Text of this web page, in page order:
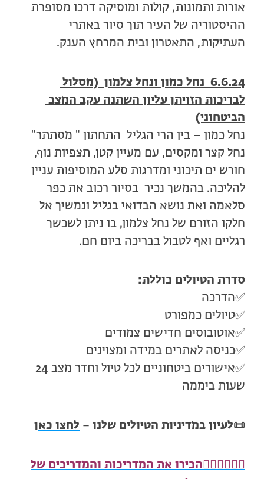
אורות ותמונות, קולות ומוסיקה דרכו מסופרת
ההיסטוריה של העיר תוך סיור באתרי
העתיקות, התאטרון ובית המרחץ הענק.
6.6.24 נחל כמון ונחל צלמון (מסלול
לבריכות הזויתן עליון השתנה עקב המצב
הביטחוני)
נחל כמון – בין הרי הגליל התחתון " מסתתר"
נחל קצר ומקסים, עם מעיין קטן, תצפיות נוף,
חורש ים תיכוני ומדרגות סלע המוסיפות עניין
להליכה. בהמשך נכיר בסיור רכוב את כפר
סלאמה ואת נושא הבדואי בגליל ונמשיך אל
חלקו הזורם של נחל צלמון, בו ניתן לשכשך
רגליים ואף לטבול בבריכה ביום חם.
סדרת הטיולים כוללת:
✅הדרכה
✅טיולים כמפורט
✅אוטובוסים חדישים צמודים
✅כניסה לאתרים במידה ומצוינים
✅אישורים ביטחוניים לכל טיול וחדר מצב 24
שעות ביממה
📜לעיון במדיניות הטיולים שלנו – לחצו כאן
🧍🏻‍♂️
🧍🏾‍♀️ הכירו את המדריכות והמדריכים של